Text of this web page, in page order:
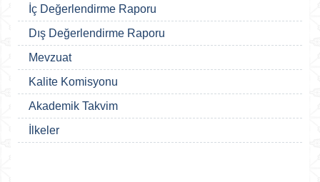
İç Değerlendirme Raporu
Dış Değerlendirme Raporu
Mevzuat
Kalite Komisyonu
Akademik Takvim
İlkeler